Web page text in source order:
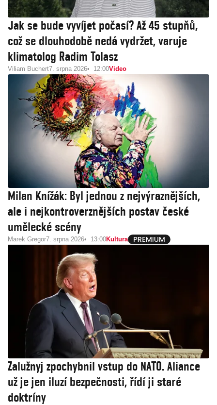
Jak se bude vyvíjet počasí? Až 45 stupňů,
což se dlouhodobě nedá vydržet, varuje
klimatolog Radim Tolasz
Viliam Buchert7. srpna 2026 12:00Video
Milan Knížák: Byl jednou z nejvýraznějších,
ale i nejkontroverznějších postav české
umělecké scény
Marek Gregor7. srpna 2026 13:00Kultura
Zalužnyj zpochybnil vstup do NATO. Aliance
už je jen iluzí bezpečnosti, řídí ji staré
doktríny